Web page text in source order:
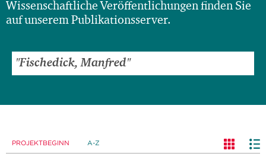
Wissenschaftliche Veröffentlichungen finden Sie
auf unserem Publikationsserver.
PROJEKTBEGINN A-Z